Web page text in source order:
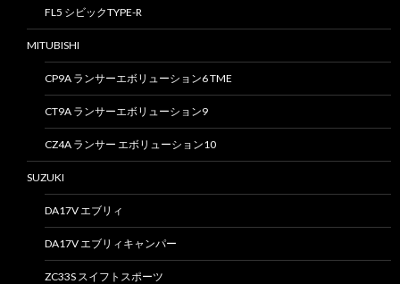
FL5 シビックTYPE-R
MITUBISHI
CP9A ランサーエボリューション6 TME
CT9A ランサーエボリューション9
CZ4A ランサー エボリューション10
SUZUKI
DA17V エブリィ
DA17V エブリィキャンパー
ZC33S スイフトスポーツ